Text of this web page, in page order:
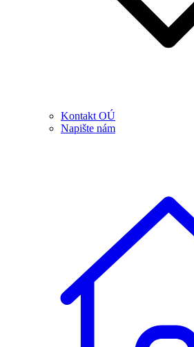
Kontakt OÚ
Napište nám